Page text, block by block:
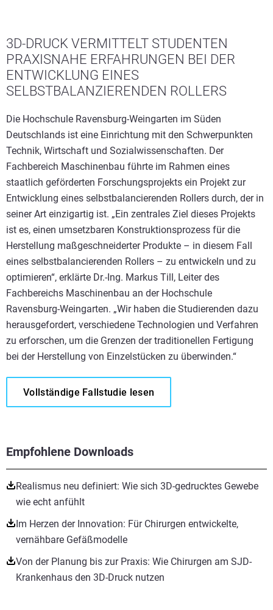
Empfohlene Downloads
Realismus neu definiert: Wie sich 3D-gedrucktes Gewebe
wie echt anfühlt
Im Herzen der Innovation: Für Chirurgen entwickelte,
vernähbare Gefäßmodelle
Von der Planung bis zur Praxis: Wie Chirurgen am SJD-
Krankenhaus den 3D-Druck nutzen
3D-DRUCK VERMITTELT STUDENTEN
PRAXISNAHE ERFAHRUNGEN BEI DER
ENTWICKLUNG EINES
SELBSTBALANZIERENDEN ROLLERS
Die Hochschule Ravensburg-Weingarten im Süden
Deutschlands ist eine Einrichtung mit den Schwerpunkten
Technik, Wirtschaft und Sozialwissenschaften. Der
Fachbereich Maschinenbau führte im Rahmen eines
staatlich geförderten Forschungsprojekts ein Projekt zur
Entwicklung eines selbstbalancierenden Rollers durch, der in
seiner Art einzigartig ist. „Ein zentrales Ziel dieses Projekts
ist es, einen umsetzbaren Konstruktionsprozess für die
Herstellung maßgeschneiderter Produkte – in diesem Fall
eines selbstbalancierenden Rollers – zu entwickeln und zu
optimieren“, erklärte Dr.-Ing. Markus Till, Leiter des
Fachbereichs Maschinenbau an der Hochschule
Ravensburg-Weingarten. „Wir haben die Studierenden dazu
herausgefordert, verschiedene Technologien und Verfahren
zu erforschen, um die Grenzen der traditionellen Fertigung
bei der Herstellung von Einzelstücken zu überwinden.“
Vollständige Fallstudie lesen